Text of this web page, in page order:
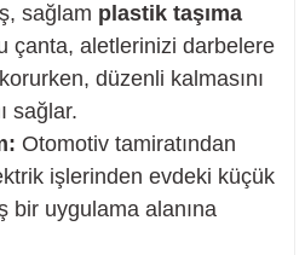
sağlam plastik taşıma
çanta, aletlerinizi darbelere
düzenli kalmasını
sağlar.
Otomotiv tamiratından
işlerinden evdeki küçük
bir uygulama alanına